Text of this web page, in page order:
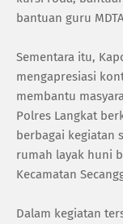
bantuan guru
Sementara itu,
mengapresiasi
membantu
Polres Langkat
berbagai kegiatan
rumah layak huni
Kecamatan
Dalam kegiatan